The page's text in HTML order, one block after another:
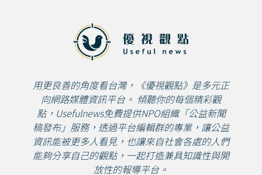
用更良善的角度看台灣，《優視觀點》是多元正
向網路媒體資訊平台。 傾聽你的每個精彩觀
點，Usefulnews免費提供NPO組織「公益新聞
稿發布」服務，透過平台編輯群的專業，讓公益
資訊能被更多人看見，也讓來自社會各處的人們
能夠分享自己的觀點，一起打造兼具知識性與開
放性的報導平台。